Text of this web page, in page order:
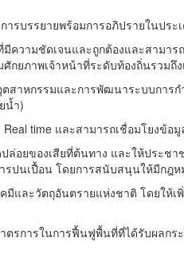
ารบรรยายพร้อมการอภิปรายในป
วามชัดเจนและถูกต้องและสามา
กยภาพเจ้าหน้าที่ระดับท้องถิ่นรวม
สาหกรรมและการพัฒนาระบบกา
น้ำ)
time และสามารถเชื่อมโยงข้อ
ล่อยของเสียที่ต้นทาง และให้ประ
รปนเปื้อน โดยการสนับสนุนให้มีกฎ
และวัตถุอันตรายแห่งชาติ โดยให้
รการในการฟื้นฟูพื้นที่ที่ได้รับผลก